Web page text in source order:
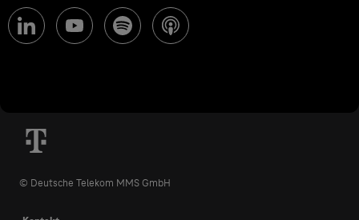
© Deutsche Telekom MMS GmbH